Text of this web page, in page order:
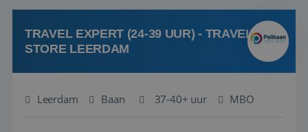
team het reisbureau verder...
TRAVEL EXPERT (24-39 UUR) - TRAVEL
STORE LEERDAM
Leerdam Baan 37-40+ uur MBO